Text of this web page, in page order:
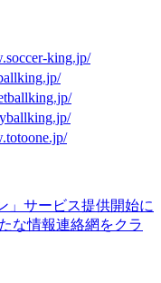
king.jp/
」サービス提供開始に
な情報連絡網をクラ